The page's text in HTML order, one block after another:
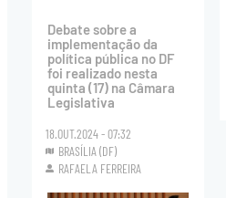
Debate sobre a
implementação da
política pública no DF
foi realizado nesta
quinta (17) na Câmara
Legislativa
18.OUT.2024 - 07:32
BRASÍLIA (DF)
RAFAELA FERREIRA